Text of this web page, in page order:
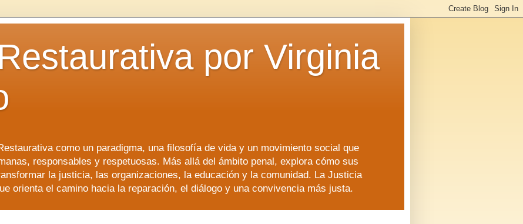
por Virginia
como un paradigma, una filosofía de vida y un movimiento social que
responsables y respetuosas. Más allá del ámbito penal, explora cómo sus
la justicia, las organizaciones, la educación y la comunidad. La Justicia
orienta el camino hacia la reparación, el diálogo y una convivencia más justa.